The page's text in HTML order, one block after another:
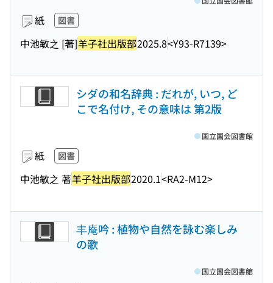
紙 図書
中池敏之 [著]羊子社出版部2025.8<Y93-R7139>
シダの和名辞典 : だれが, いつ, ど
こで名付け, その意味は 第2版
紙 図書
中池敏之 著羊子社出版部2020.1<RA2-M12>
国立国会図書館
丰庵吟 : 植物や自然を詠む楽しみ
の歌
国立国会図書館